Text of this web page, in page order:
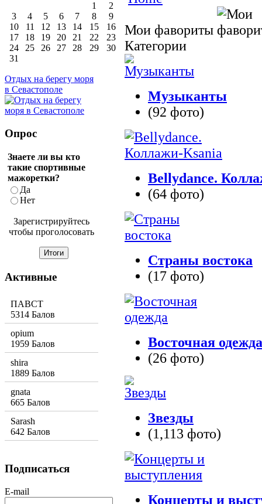
Мои фавориты
Категории
Музыканты
(92 фото)
Bellydance.
(64 фото)
Страны востока
(17 фото)
Восточная одежда
(26 фото)
Звезды
(1,113 фото)
Концерты и
1
2
3
4 5 6 7 8
9
10
11 12 13 14 15
16
17
18 19 20 21 22
23
24
25 26 27 28 29
30
31
Отдых на берегу моря
в Севастополе
Опрос
Знаете ли вы кто
такие спортивные
мажоретки?
Да
Нет
Зарегистрируйтесь
чтобы проголосовать
Активные
ПАВСТ
5314 Балов
opium
1959 Балов
shira
1889 Балов
gnata
665 Балов
Sarash
642 Балов
Подписаться
E-mail